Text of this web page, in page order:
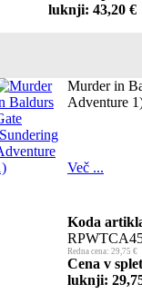
luknji: 43,20 €
Murder in
Adventure
Več ...
Koda
Redna cena: 29,75 €
Cena v
luknji: